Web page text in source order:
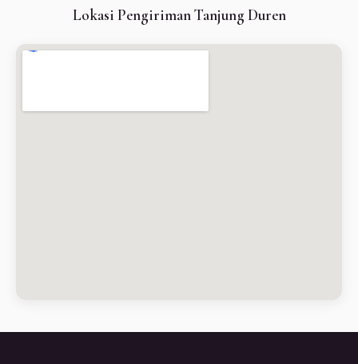
Lokasi Pengiriman Tanjung Duren